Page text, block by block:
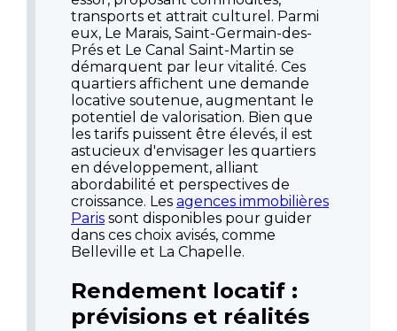
transports et attrait culturel. Parmi
eux, Le Marais, Saint-Germain-des-
Prés et Le Canal Saint-Martin se
démarquent par leur vitalité. Ces
quartiers affichent une demande
locative soutenue, augmentant le
potentiel de valorisation. Bien que
les tarifs puissent être élevés, il est
astucieux d'envisager les quartiers
en développement, alliant
abordabilité et perspectives de
croissance. Les agences immobilières
Paris sont disponibles pour guider
dans ces choix avisés, comme
Belleville et La Chapelle.
Rendement locatif :
prévisions et réalités